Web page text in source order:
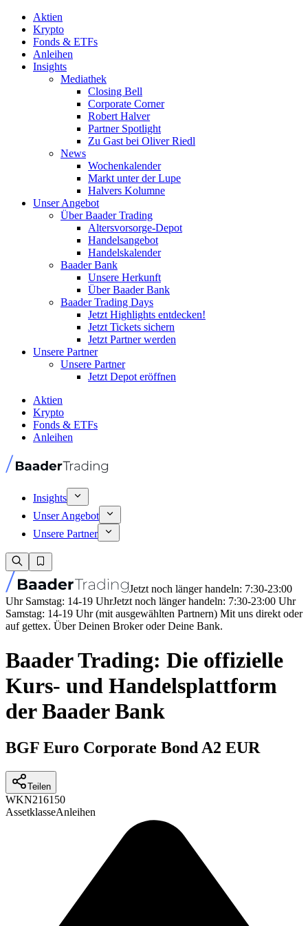
Aktien
Krypto
Fonds & ETFs
Anleihen
Insights
Mediathek
Closing Bell
Corporate Corner
Robert Halver
Partner Spotlight
Zu Gast bei Oliver Riedl
News
Wochenkalender
Markt unter der Lupe
Halvers Kolumne
Unser Angebot
Über Baader Trading
Altersvorsorge-Depot
Handelsangebot
Handelskalender
Baader Bank
Unsere Herkunft
Über Baader Bank
Baader Trading Days
Jetzt Highlights entdecken!
Jetzt Tickets sichern
Jetzt Partner werden
Unsere Partner
Unsere Partner
Jetzt Depot eröffnen
Aktien
Krypto
Fonds & ETFs
Anleihen
Insights
Unser Angebot
Unsere Partner
Jetzt noch länger handeln: 7:30-23:00
Uhr Samstag: 14-19 UhrJetzt noch länger handeln: 7:30-23:00 Uhr
Samstag: 14-19 Uhr (mit ausgewählten Partnern) Mit uns direkt oder
auf gettex. Über Deinen Broker oder Deine Bank.
Baader Trading: Die offizielle
Kurs- und Handelsplattform
der Baader Bank
BGF Euro Corporate Bond A2 EUR
Teilen
WKN216150
AssetklasseAnleihen